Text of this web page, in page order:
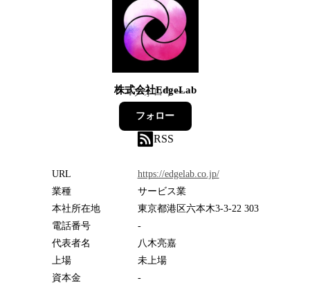
株式会社EdgeLab
4フォロワー
フォロー
RSS
URL
https://edgelab.co.jp/
業種
サービス業
本社所在地
東京都港区六本木3-3-22 303
電話番号
-
代表者名
八木亮嘉
上場
未上場
資本金
-